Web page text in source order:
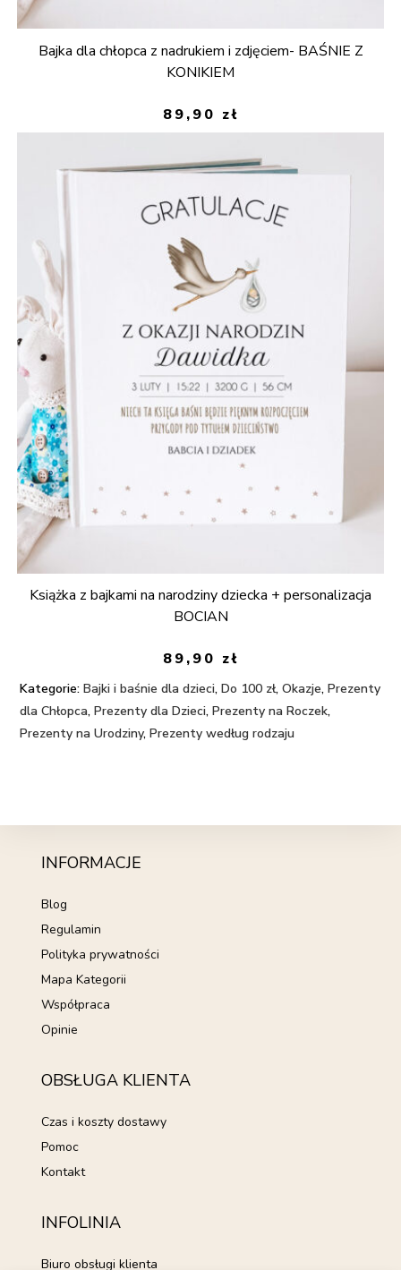
Bajka dla chłopca z nadrukiem i zdjęciem- BAŚNIE Z
KONIKIEM
89,90 zł
Książka z bajkami na narodziny dziecka + personalizacja
BOCIAN
89,90 zł
Kategorie: Bajki i baśnie dla dzieci,Do 100 zł,Okazje,Prezenty
dla Chłopca,Prezenty dla Dzieci,Prezenty na Roczek,
Prezenty na Urodziny,Prezenty według rodzaju
INFORMACJE
Blog
Regulamin
Polityka prywatności
Mapa Kategorii
Współpraca
Opinie
OBSŁUGA KLIENTA
Czas i koszty dostawy
Pomoc
Kontakt
INFOLINIA
Biuro obsługi klienta